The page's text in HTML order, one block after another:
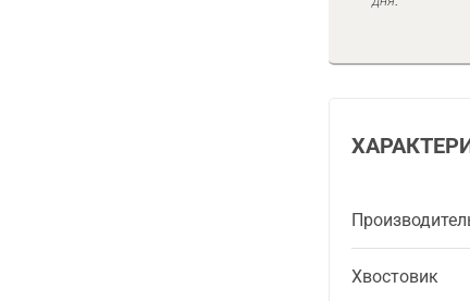
Хвостовик